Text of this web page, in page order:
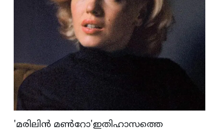
'മരിലിന്‍ മണ്‍റോ'ഇതിഹാസത്തെ